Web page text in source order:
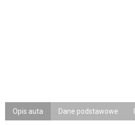
Opis auta Dane podstawowe